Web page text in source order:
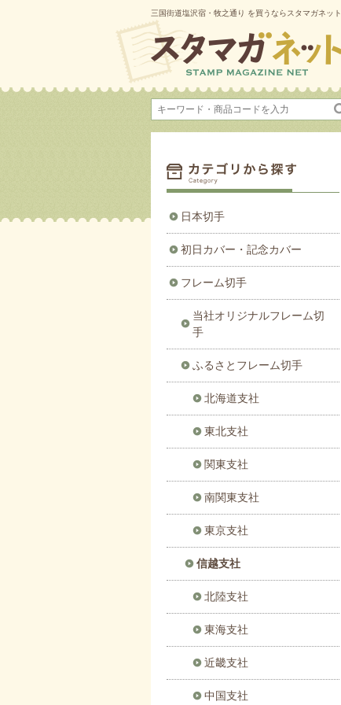
三国街道塩沢宿・牧之通り を買うならスタマガネット
日本切手
初日カバー・記念カバー
フレーム切手
当社オリジナルフレーム切
手
ふるさとフレーム切手
北海道支社
東北支社
関東支社
南関東支社
東京支社
信越支社
北陸支社
東海支社
近畿支社
中国支社